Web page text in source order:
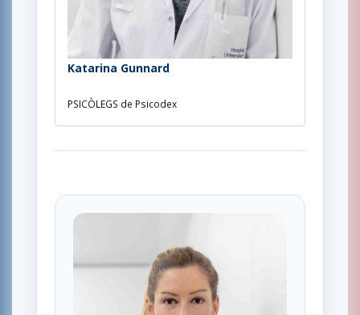
Katarina Gunnard
PSICÒLEGS de Psicodex